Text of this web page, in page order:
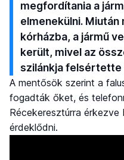
megfordítania a
elmenekülni.
kórházba, a jármű
került, mivel az
szilánkja felsértette
A mentősök szerint a
fogadták őket, és
Récekeresztúrra
érdeklődni.